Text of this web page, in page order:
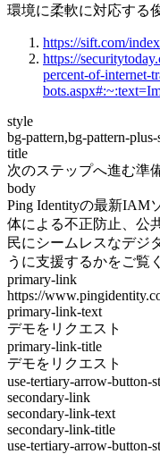
環境に柔軟に対応する
https://sift.com/
https://
percent-of-internet-
style
bg-pattern,bg-pattern-
title
次のステップへ進む準
body
Ping Identityの最新IAM
体による不正防止、公
民にシームレスなデジ
うに支援するかをご覧
primary-link
https://
primary-link-text
デモをリクエスト
primary-link-title
デモをリクエスト
use-tertiary-arrow-button-
secondary-link
secondary-link-text
secondary-link-title
use-tertiary-arrow-button-